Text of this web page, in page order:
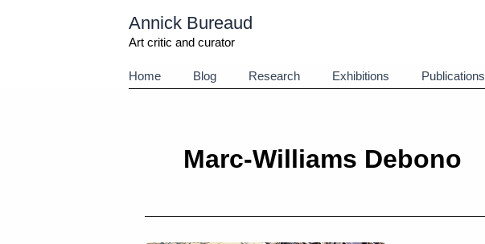
Annick Bureaud
Art critic and curator
Home Blog Research Exhibitions Publications
Marc-Williams Debono